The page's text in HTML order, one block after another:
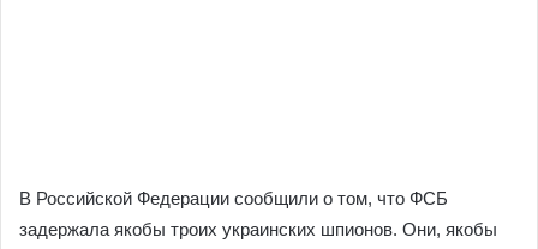
В Российской Федерации сообщили о том, что ФСБ
задержала якобы троих украинских шпионов. Они, якобы